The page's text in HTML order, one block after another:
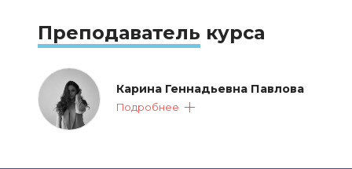
Преподаватель курса
Карина Геннадьевна Павлова
Подробнее